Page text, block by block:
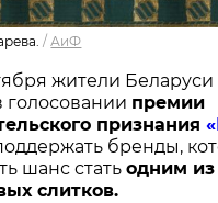
/АиФ
жители Беларуси
голосовании премии
признания
бренды,
шанс статьодним из
слитков.